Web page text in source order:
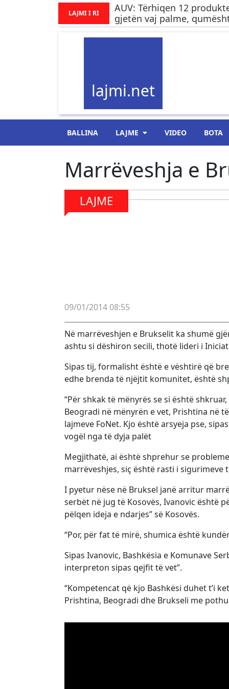
LAJMI I RI
AUV: Tërhiqen 12
gjetën vaj palme,
lajmi.net
BALLINA LAJME VIDEO BOTA
Marrëveshja e
LAJME
09/01/2014 08:55
Në marrëveshjen e Brukselit ka shumë
ashtu si dëshiron secili, thotë lideri i
Sipas tij, formalisht është e vështirë që
edhe brenda të njëjtit komunitet, është
“Për shkak të mënyrës se si është
Beogradi në mënyrën e vet, Prishtina në
lajmeve FoNet. Kjo është arsyeja pse,
vogël nga të dyja palët
Megjithatë, ai është shprehur se
marrëveshjes, siç është rasti i sigurimeve
I pyetur nëse në Bruksel janë arritur
serbët në jug të Kosovës, Ivanovic është
pëlqen ideja e ndarjes” së Kosovës.
“Por, për fat të mirë, shumica është
Sipas Ivanovic, Bashkësia e Komunave
interpreton sipas qejfit të vet”.
“Kompetencat që kjo Bashkësi duhet t’i
Prishtina, Beogradi dhe Brukseli me